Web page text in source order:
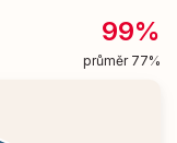
99%
průměr 77%